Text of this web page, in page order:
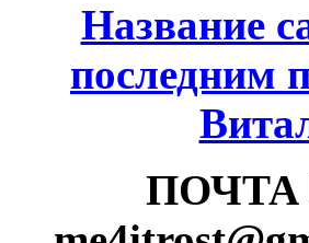
Название
последним
ПОЧТА